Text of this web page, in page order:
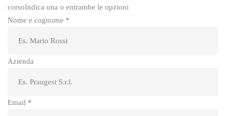
corsoIndica una o entrambe le opzioni
Nome e cognome *
Azienda
Email *